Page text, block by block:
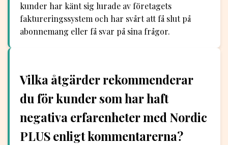
kunder har känt sig lurade av företagets
faktureringssystem och har svårt att få slut på
abonnemang eller få svar på sina frågor.
Vilka åtgärder rekommenderar
du för kunder som har haft
negativa erfarenheter med Nordic
PLUS enligt kommentarerna?